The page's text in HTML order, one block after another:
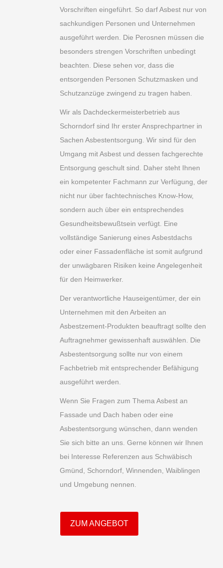
Vorschriften eingeführt. So darf Asbest nur von
sachkundigen Personen und Unternehmen
ausgeführt werden. Die Perosnen müssen die
besonders strengen Vorschriften unbedingt
beachten. Diese sehen vor, dass die
entsorgenden Personen Schutzmasken und
Schutzanzüge zwingend zu tragen haben.
Wir als Dachdeckermeisterbetrieb aus
Schorndorf sind Ihr erster Ansprechpartner in
Sachen Asbestentsorgung. Wir sind für den
Umgang mit Asbest und dessen fachgerechte
Entsorgung geschult sind. Daher steht Ihnen
ein kompetenter Fachmann zur Verfügung, der
nicht nur über fachtechnisches Know-How,
sondern auch über ein entsprechendes
Gesundheitsbewußtsein verfügt. Eine
vollständige Sanierung eines Asbestdachs
oder einer Fassadenfläche ist somit aufgrund
der unwägbaren Risiken keine Angelegenheit
für den Heimwerker.
Der verantwortliche Hauseigentümer, der ein
Unternehmen mit den Arbeiten an
Asbestzement-Produkten beauftragt sollte den
Auftragnehmer gewissenhaft auswählen. Die
Asbestentsorgung sollte nur von einem
Fachbetrieb mit entsprechender Befähigung
ausgeführt werden.
Wenn Sie Fragen zum Thema Asbest an
Fassade und Dach haben oder eine
Asbestentsorgung wünschen, dann wenden
Sie sich bitte an uns. Gerne können wir Ihnen
bei Interesse Referenzen aus Schwäbisch
Gmünd, Schorndorf, Winnenden, Waiblingen
und Umgebung nennen.
ZUM ANGEBOT